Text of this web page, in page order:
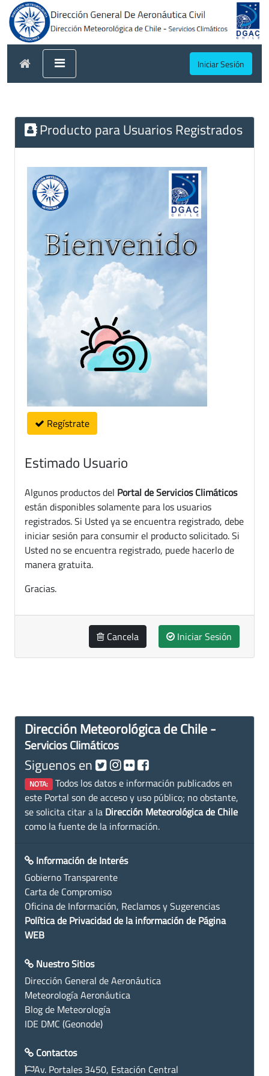
Iniciar Sesión
Producto para Usuarios Registrados
Regístrate
Estimado Usuario
Algunos productos del Portal de Servicios Climáticos
están disponibles solamente para los usuarios
registrados. Si Usted ya se encuentra registrado, debe
iniciar sesión para consumir el producto solicitado. Si
Usted no se encuentra registrado, puede hacerlo de
manera gratuita.
Gracias.
Cancela Iniciar Sesión
Dirección Meteorológica de Chile -
Servicios Climáticos
Siguenos en
NOTA: Todos los datos e información publicados en
este Portal son de acceso y uso público; no obstante,
se solicita citar a la Dirección Meteorológica de Chile
como la fuente de la información.
Información de Interés
Gobierno Transparente
Carta de Compromiso
Oficina de Información, Reclamos y Sugerencias
Política de Privacidad de la información de Página
WEB
Nuestro Sitios
Dirección General de Aeronáutica
Meteorología Aeronáutica
Blog de Meteorología
IDE DMC (Geonode)
Contactos
Av. Portales 3450, Estación Central